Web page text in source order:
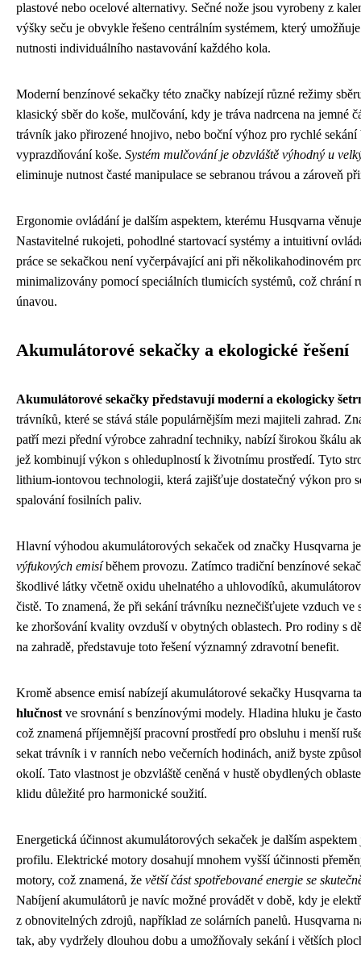
plastové nebo ocelové alternativy. Sečné nože jsou vyrobeny z
výšky seču je obvykle řešeno centrálním systémem, který
nutnosti individuálního nastavování každého kola.
Moderní benzínové sekačky této značky nabízejí různé režimy
klasický sběr do koše, mulčování, kdy je tráva nadrcena na jemné
trávník jako přirozené hnojivo, nebo boční výhoz pro rychlé sekání
vyprazdňování koše. Systém mulčování je obzvláště výhodný u
eliminuje nutnost časté manipulace se sebranou trávou a zároveň
Ergonomie ovládání je dalším aspektem, kterému Husqvarna
Nastavitelné rukojeti, pohodlné startovací systémy a intuitivní
práce se sekačkou není vyčerpávající ani při několikahodinovém
minimalizovány pomocí speciálních tlumicích systémů, což chrání
únavou.
Akumulátorové sekačky a ekologické řešení
Akumulátorové sekačky představují moderní a ekologicky
trávníků, které se stává stále populárnějším mezi majiteli zahrad.
patří mezi přední výrobce zahradní techniky, nabízí širokou škálu
jež kombinují výkon s ohleduplností k životnímu prostředí. Tyto
lithium-iontovou technologii, která zajišťuje dostatečný výkon pro
spalování fosilních paliv.
Hlavní výhodou akumulátorových sekaček od značky Husqvarna
výfukových emisíběhem provozu. Zatímco tradiční benzínové
škodlivé látky včetně oxidu uhelnatého a uhlovodíků,
čistě. To znamená, že při sekání trávníku neznečišťujete vzduch ve
ke zhoršování kvality ovzduší v obytných oblastech. Pro rodiny s
na zahradě, představuje toto řešení významný zdravotní benefit.
Kromě absence emisí nabízejí akumulátorové sekačky Husqvarna
hlučnost ve srovnání s benzínovými modely. Hladina hluku je
což znamená příjemnější pracovní prostředí pro obsluhu i menší
sekat trávník i v ranních nebo večerních hodinách, aniž byste
okolí. Tato vlastnost je obzvláště ceněná v hustě obydlených
klidu důležité pro harmonické soužití.
Energetická účinnost akumulátorových sekaček je dalším
profilu. Elektrické motory dosahují mnohem vyšší účinnosti
motory, což znamená, že větší část spotřebované energie se
Nabíjení akumulátorů je navíc možné provádět v době, kdy je
z obnovitelných zdrojů, například ze solárních panelů. Husqvarna
tak, aby vydržely dlouhou dobu a umožňovaly sekání i větších